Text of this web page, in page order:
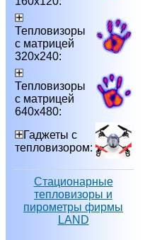
Тепловизоры
с матрицей
320х240:
Тепловизоры
с матрицей
640х480:
Гаджеты с
тепловизором:
Стационарные
тепловизоры и
пирометры фирмы
LAND